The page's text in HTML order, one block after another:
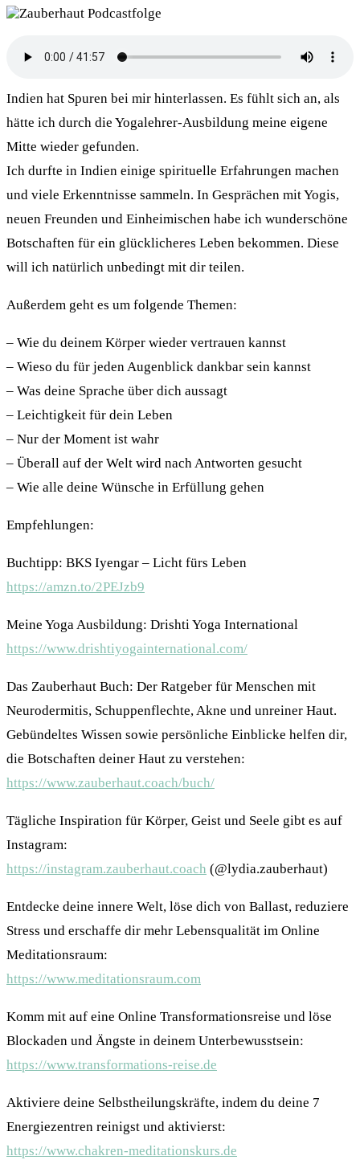
Indien hat Spuren bei mir hinterlassen. Es fühlt sich an, als
hätte ich durch die Yogalehrer-Ausbildung meine eigene
Mitte wieder gefunden.
Ich durfte in Indien einige spirituelle Erfahrungen machen
und viele Erkenntnisse sammeln. In Gesprächen mit Yogis,
neuen Freunden und Einheimischen habe ich wunderschöne
Botschaften für ein glücklicheres Leben bekommen. Diese
will ich natürlich unbedingt mit dir teilen.
Außerdem geht es um folgende Themen:
– Wie du deinem Körper wieder vertrauen kannst
– Wieso du für jeden Augenblick dankbar sein kannst
– Was deine Sprache über dich aussagt
– Leichtigkeit für dein Leben
– Nur der Moment ist wahr
– Überall auf der Welt wird nach Antworten gesucht
– Wie alle deine Wünsche in Erfüllung gehen
Empfehlungen:
Buchtipp: BKS Iyengar – Licht fürs Leben
https://amzn.to/2PEJzb9
Meine Yoga Ausbildung: Drishti Yoga International
https://www.drishtiyogainternational.com/
Das Zauberhaut Buch: Der Ratgeber für Menschen mit
Neurodermitis, Schuppenflechte, Akne und unreiner Haut.
Gebündeltes Wissen sowie persönliche Einblicke helfen dir,
die Botschaften deiner Haut zu verstehen:
https://www.zauberhaut.coach/buch/
Tägliche Inspiration für Körper, Geist und Seele gibt es auf
Instagram:
https://instagram.zauberhaut.coach (@lydia.zauberhaut)
Entdecke deine innere Welt, löse dich von Ballast, reduziere
Stress und erschaffe dir mehr Lebensqualität im Online
Meditationsraum:
https://www.meditationsraum.com
Komm mit auf eine Online Transformationsreise und löse
Blockaden und Ängste in deinem Unterbewusstsein:
https://www.transformations-reise.de
Aktiviere deine Selbstheilungskräfte, indem du deine 7
Energiezentren reinigst und aktivierst:
https://www.chakren-meditationskurs.de